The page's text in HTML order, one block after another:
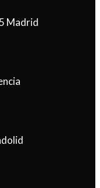
Madrid